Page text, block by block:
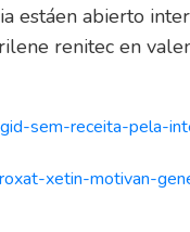
abierto
renitec en
sem-receita-pela-
xetin-motivan-